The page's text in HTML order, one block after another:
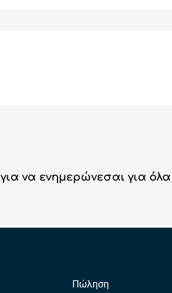
να ενημερώνεσαι για
Πώληση